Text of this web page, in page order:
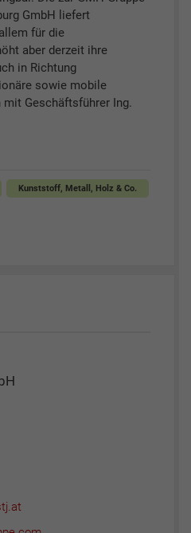
GmbH liefert
für die
aber derzeit ihre
in Richtung
sowie mobile
Geschäftsführer Ing.
Kunststoff, Metall, Holz & Co.